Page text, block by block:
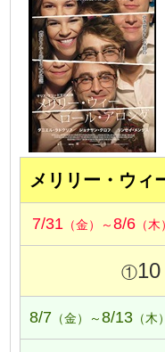
メリリー・ウィ
7/31 （金）～8/6 （
①10
8/7 （金）～8/13 （木